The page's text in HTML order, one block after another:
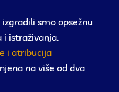
smo opsežnu
i istraživanja.
i atribucija
na više od dva